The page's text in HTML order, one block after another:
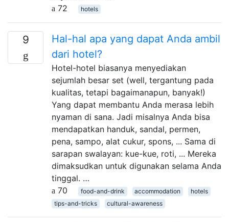
72
hotels
9
Hal-hal apa yang dapat Anda ambil
dari hotel?
Hotel-hotel biasanya menyediakan
sejumlah besar set (well, tergantung pada
kualitas, tetapi bagaimanapun, banyak!)
Yang dapat membantu Anda merasa lebih
nyaman di sana. Jadi misalnya Anda bisa
mendapatkan handuk, sandal, permen,
pena, sampo, alat cukur, spons, ... Sama di
sarapan swalayan: kue-kue, roti, ... Mereka
dimaksudkan untuk digunakan selama Anda
tinggal. …
70
food-and-drink accommodation
hotels
tips-and-tricks
cultural-awareness